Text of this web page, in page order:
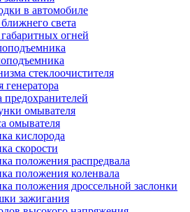
в автомобиле
света
огней
стеклоочистителя
генератора
предохранителей
омывателя
омывателя
кислорода
скорости
положения распредвала
положения коленвала
положения дроссельной заслонки
зажигания